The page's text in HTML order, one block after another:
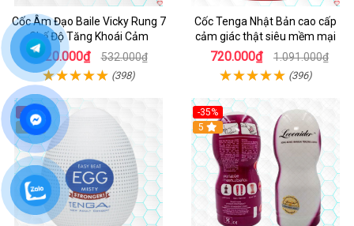
Cốc Âm Đạo Baile Vicky Rung 7
Chế Độ Tăng Khoái Cảm
420.000₫ 532.000₫
(398)
Cốc Tenga Nhật Bản cao cấp
cảm giác thật siêu mềm mại
720.000₫ 1.091.000₫
(396)
-45%
Hot
5
-35%
5